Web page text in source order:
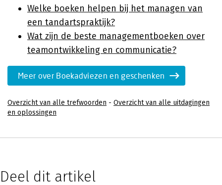
Welke boeken helpen bij het managen van
een tandartspraktijk?
Wat zijn de beste managementboeken over
teamontwikkeling en communicatie?
Meer over Boekadviezen en geschenken
Overzicht van alle trefwoorden - Overzicht van alle uitdagingen
en oplossingen
Deel dit artikel